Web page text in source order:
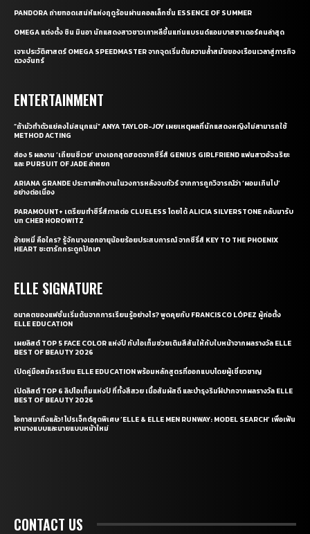
PANDORA ถ่ายทอดเสน่ห์แห่งฤดูร้อนผ่านคอลเล็กชั่น ESSENCE OF SUMMER
OMEGA แต่งตั้ง ชิน มินอา นักแสดงสาวชาวเกาหลีขึ้นแท่นแบรนด์แอมบาสซาเดอร์คนล่าสุด
เจาะประวัติศาสตร์ OMEGA SPEEDMASTER จากจุดเริ่มต้นความล้ำสมัยของเรือนเวลาสู่ภารกิจ
ดวงจันทร์
ENTERTAINMENT
“ถ้ามัวทำตัวแย่คงไม่สนุกแน่” ANYA TAYLOR-JOY เผยเหตุผลที่นักแสดงหญิงไม่สามารถใช้
METHOD ACTING
ส่อง 5 ผลงาน ‘เถียนซีเวย’ นางเอกสุดฮอตจากซีรี่ส์ GENIUS GIRLFRIEND แฟนสาวอัจฉริยะ
และ PURSUIT OF JADE ล่าหยก
ARIANA GRANDE ประกาศพักงานในวงการหลังจบทัวร์ จากการถูกวิจารณ์ว่า ‘ผอมเกินไป’
อย่างต่อเนื่อง
PARAMOUNT+ เตรียมทำซีรี่ส์ภาคต่อ CLUELESS โดยได้ ALICIA SILVERSTONE กลับมารับ
บท CHER HOROWITZ
อ้ายหมี่ คือใคร? รู้จักนางเอกอายุน้อยร้อยประสบการณ์ จากซีรี่ส์ KEY TO THE PHOENIX
HEART ชะตารักกระดูกปักษา
ELLE SIGNATURE
อนาคตของแฟชั่นเริ่มต้นจากการเรียนรู้อย่างไร? พูดคุยกับ FRANCISCO LÓPEZ ผู้ก่อตั้ง
ELLE EDUCATION
เผยลิสต์ TOP 5 FACE COLOR แห่งปี กับไอเท็มช่วยเติมสีสันให้กับใบหน้าจากผลรางวัล ELLE
BEST OF BEAUTY 2026
เปิดคู่มือสมัครเรียน ELLE EDUCATION พร้อมหลักสูตรที่ออกแบบโดยผู้เชี่ยวชาญ
เปิดลิสต์ TOP 6 ลิปไอเท็มแห่งปี ที่ทั้งสีสวย เนื้อสัมผัสดี และบำรุงริมฝีปากจากผลรางวัล ELLE
BEST OF BEAUTY 2026
โอกาสมาถึงแล้ว! โปรเจ็กต์สุดพิเศษ ‘ELLE & ELLE MEN RUNWAY: MODEL SEARCH’ เพื่อเฟ้น
หานางแบบและนายแบบหน้าใหม่
CONTACT US